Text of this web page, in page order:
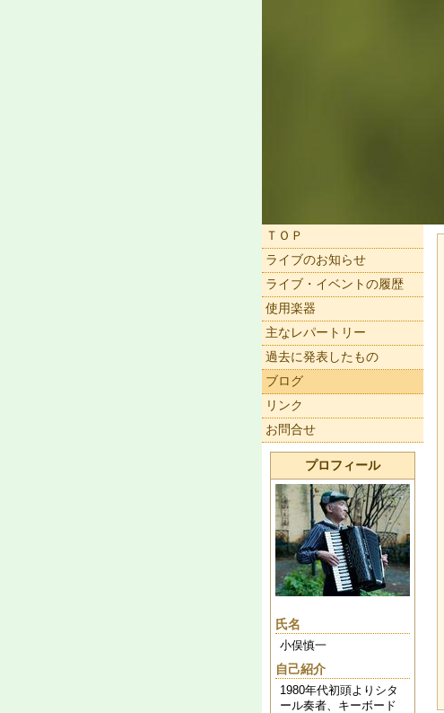
ＴＯＰ
ライブのお知らせ
ライブ・イベントの履歴
使用楽器
主なレパートリー
過去に発表したもの
ブログ
リンク
お問合せ
プロフィール
氏名
小俣慎一
自己紹介
1980年代初頭よりシタ
ール奏者、キーボード